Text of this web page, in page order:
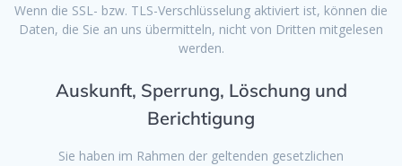
Wenn die SSL- bzw. TLS-Verschlüsselung aktiviert ist, können die
Daten, die Sie an uns übermitteln, nicht von Dritten mitgelesen
werden.
Auskunft, Sperrung, Löschung und
Berichtigung
Sie haben im Rahmen der geltenden gesetzlichen